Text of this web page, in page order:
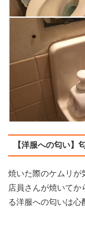
【洋服への匂い】
焼いた際のケムリが
店員さんが焼いてか
る洋服への匂いは心